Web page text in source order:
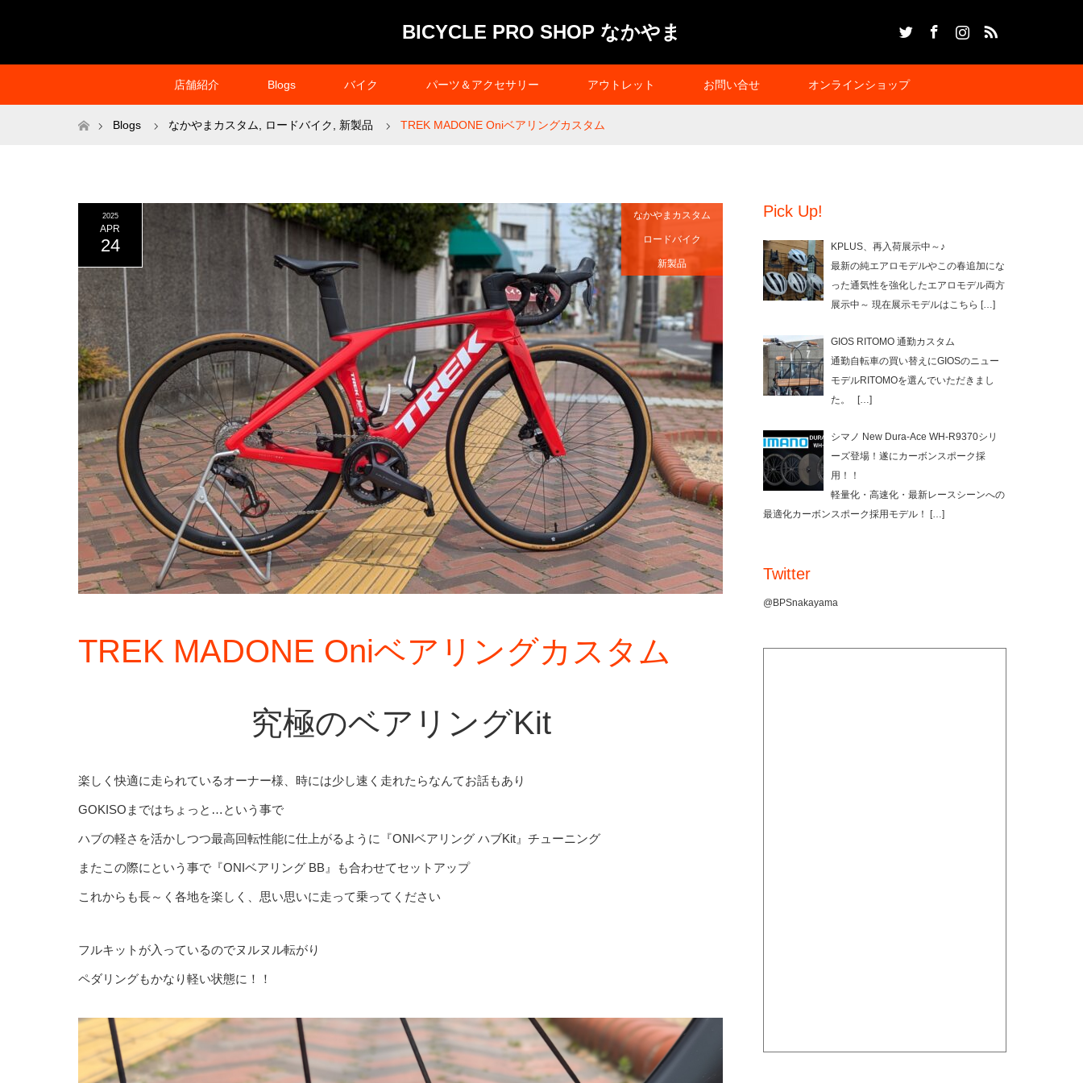
BICYCLE PRO SHOP なかやま
店舗紹介 Blogs バイク パーツ＆アクセサリー アウトレット お問い合せ オンラインショップ
ホームBlogs なかやまカスタム ロードバイク 新製品 TREK MADONE Oniベアリングカスタム
2025
APR
24
なかやまカスタム
ロードバイク
新製品
TREK MADONE Oniベアリングカスタム
究極のベアリングKit
楽しく快適に走られているオーナー様、時には少し速く走れたらなんてお話もあり
GOKISOまではちょっと…という事で
ハブの軽さを活かしつつ最高回転性能に仕上がるように『ONIベアリング ハブKit』チューニング
またこの際にという事で『ONIベアリング BB』も合わせてセットアップ
これからも長～く各地を楽しく、思い思いに走って乗ってください
フルキットが入っているのでヌルヌル転がり
ペダリングもかなり軽い状態に！！
Pick Up!
KPLUS、再入荷展示中～♪
最新の純エアロモデルやこの春追加にな
った通気性を強化したエアロモデル両方
展示中～ 現在展示モデルはこちら […]
GIOS RITOMO 通勤カスタム
通勤自転車の買い替えにGIOSのニュー
モデルRITOMOを選んでいただきまし
た。
[…]
シマノ New Dura-Ace WH-R9370シリ
ーズ登場！遂にカーボンスポーク採
用！！
軽量化・高速化・最新レースシーンへの
最適化カーボンスポーク採用モデル！
[…]
Twitter
@BPSnakayama